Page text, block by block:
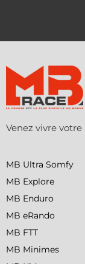
Venez vivre votre
MB Ultra Somfy
MB Explore
MB Enduro
MB eRando
MB FTT
MB Minimes